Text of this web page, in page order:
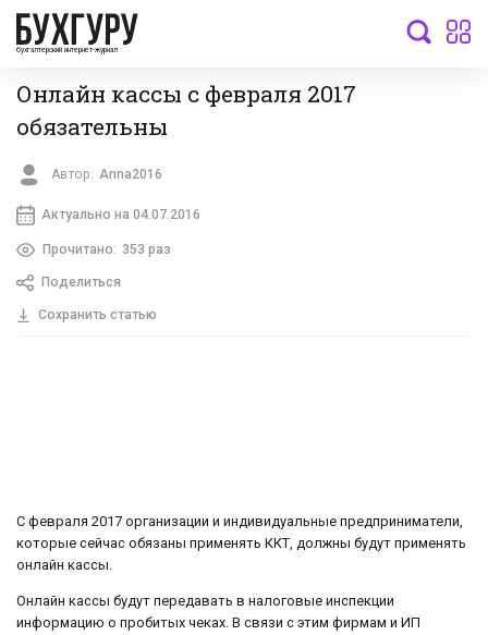
бухгалтерский интернет-журнал
Онлайн кассы с февраля 2017
обязательны
Автор: Anna2016
Актуально на 04.07.2016
Прочитано: 353 раз
Поделиться
Сохранить статью
С февраля 2017 организации и индивидуальные предприниматели,
которые сейчас обязаны применять ККТ, должны будут применять
онлайн кассы.
Онлайн кассы будут передавать в налоговые инспекции
информацию о пробитых чеках. В связи с этим фирмам и ИП